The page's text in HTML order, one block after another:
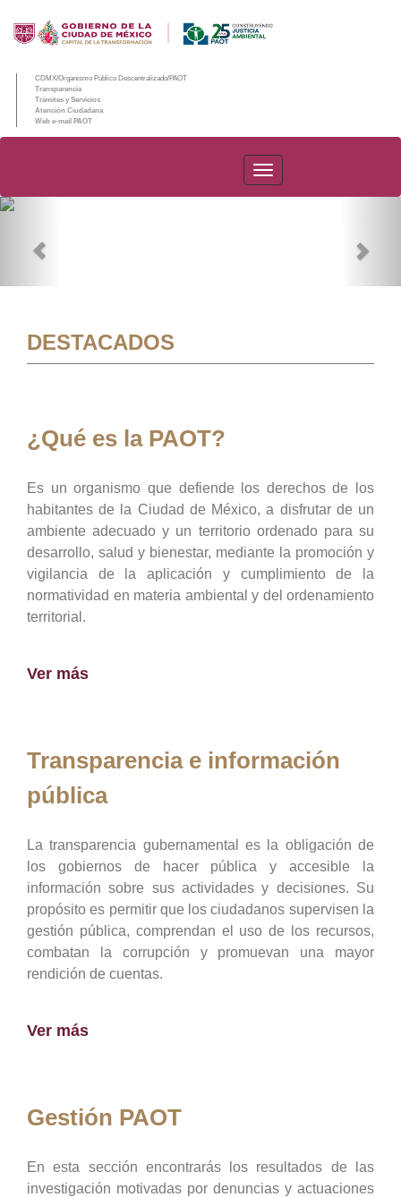
CDMX/Organismo Público Descentralizado/PAOT
Transparencia
Trámites y Servicios
Atención Ciudadana
Web e-mail PAOT
PAOT
DESTACADOS
¿Qué es la PAOT?
Es un organismo que defiende los derechos de los
habitantes de la Ciudad de México, a disfrutar de un
ambiente adecuado y un territorio ordenado para su
desarrollo, salud y bienestar, mediante la promoción y
vigilancia de la aplicación y cumplimiento de la
normatividad en materia ambiental y del ordenamiento
territorial.
Ver más
Transparencia e información
pública
La transparencia gubernamental es la obligación de
los gobiernos de hacer pública y accesible la
información sobre sus actividades y decisiones. Su
propósito es permitir que los ciudadanos supervisen la
gestión pública, comprendan el uso de los recursos,
combatan la corrupción y promuevan una mayor
rendición de cuentas.
Ver más
Gestión PAOT
En esta sección encontrarás los resultados de las
investigación motivadas por denuncias y actuaciones